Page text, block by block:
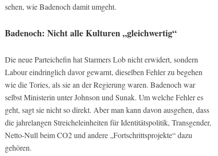
sehen, wie Badenoch damit umgeht.
Badenoch: Nicht alle Kulturen „gleichwertig“
Die neue Parteichefin hat Starmers Lob nicht erwidert, sondern
Labour eindringlich davor gewarnt, dieselben Fehler zu begehen
wie die Tories, als sie an der Regierung waren. Badenoch war
selbst Ministerin unter Johnson und Sunak. Um welche Fehler es
geht, sagt sie nicht so direkt. Aber man kann davon ausgehen, dass
die jahrelangen Streicheleinheiten für Identitätspolitik, Transgender,
Netto-Null beim CO2 und andere „Fortschrittsprojekte“ dazu
gehören.